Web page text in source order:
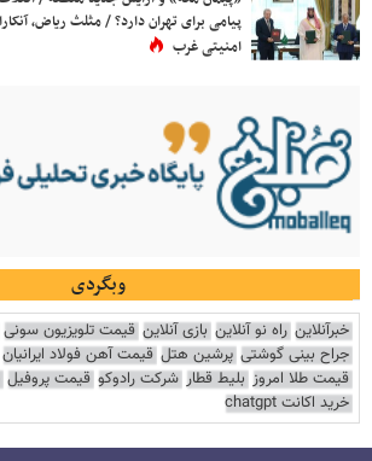
پیامی برای تهران دارد؟ / مثلث ریاض،
امنیتی غرب
وبگردی
خبرآنلاین راه نو آنلاین بازی آنلاین قیمت تلویزیون سونی
جراح بینی گوشتی پرشین هتل قیمت آهن فولاد ایرانیان
قیمت طلا امروز بلیط قطار شرکت رادوکو قیمت پروفیل
خرید اکانت chatgpt